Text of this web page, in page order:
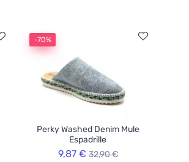
-70%
Perky Washed Denim Mule
Espadrille
9,87 € 32,90 €